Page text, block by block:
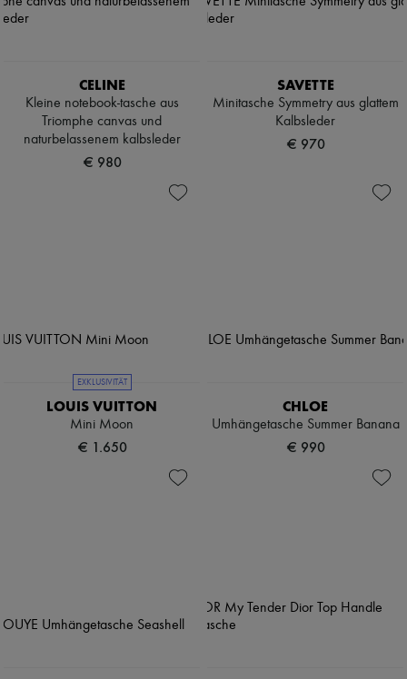
CELINE
Kleine notebook-tasche aus
Triomphe canvas und
naturbelassenem kalbsleder
€ 980
SAVETTE
Minitasche Symmetry aus glattem
Kalbsleder
€ 970
EXKLUSIVITÄT
LOUIS VUITTON
Mini Moon
€ 1.650
CHLOE
Umhängetasche Summer Banana
€ 990